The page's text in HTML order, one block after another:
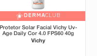
DERMACLUB
Protetor Solar Facial Vichy Uv-
Age Daily Cor 4.0 FPS60 40g
Vichy